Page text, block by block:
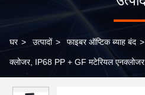
घर > उत्पादों > फाइबर ऑप्टिक ब्याह बंद >
क्लोजर, IP68 PP + GF मटेरियल